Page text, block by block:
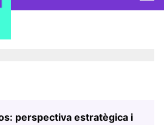
perspectiva estratègica i